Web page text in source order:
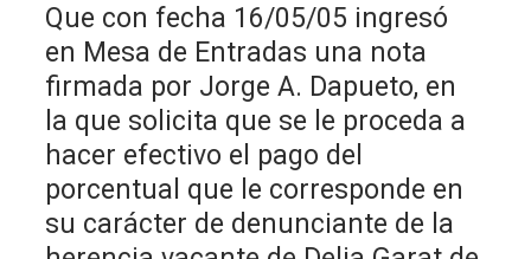
Que con fecha 16/05/05 ingresó
en Mesa de Entradas una nota
firmada por Jorge A. Dapueto, en
la que solicita que se le proceda a
hacer efectivo el pago del
porcentual que le corresponde en
su carácter de denunciante de la